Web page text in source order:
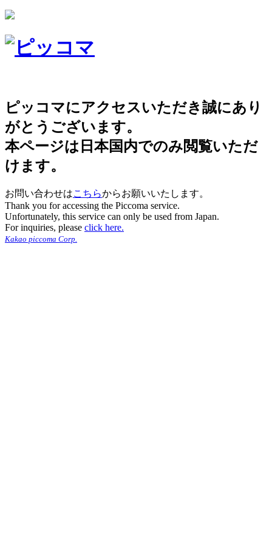
ピッコマにアクセスいただき誠にあり
がとうございます。
本ページは日本国内でのみ閲覧いただ
けます。
お問い合わせはこちらからお願いいたします。
Thank you for accessing the Piccoma service.
Unfortunately, this service can only be used from Japan.
For inquiries, please click here.
Kakao piccoma Corp.